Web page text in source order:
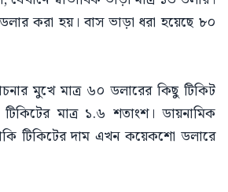
করা হয়। বাস ভাড়া ধরা হয়েছে ৮০
মুখে মাত্র ৬০ ডলারের কিছু টিকিট
মাত্র ১.৬ শতাংশ। ডায়নামিক
টিকিটের দাম এখন কয়েকশো ডলারে